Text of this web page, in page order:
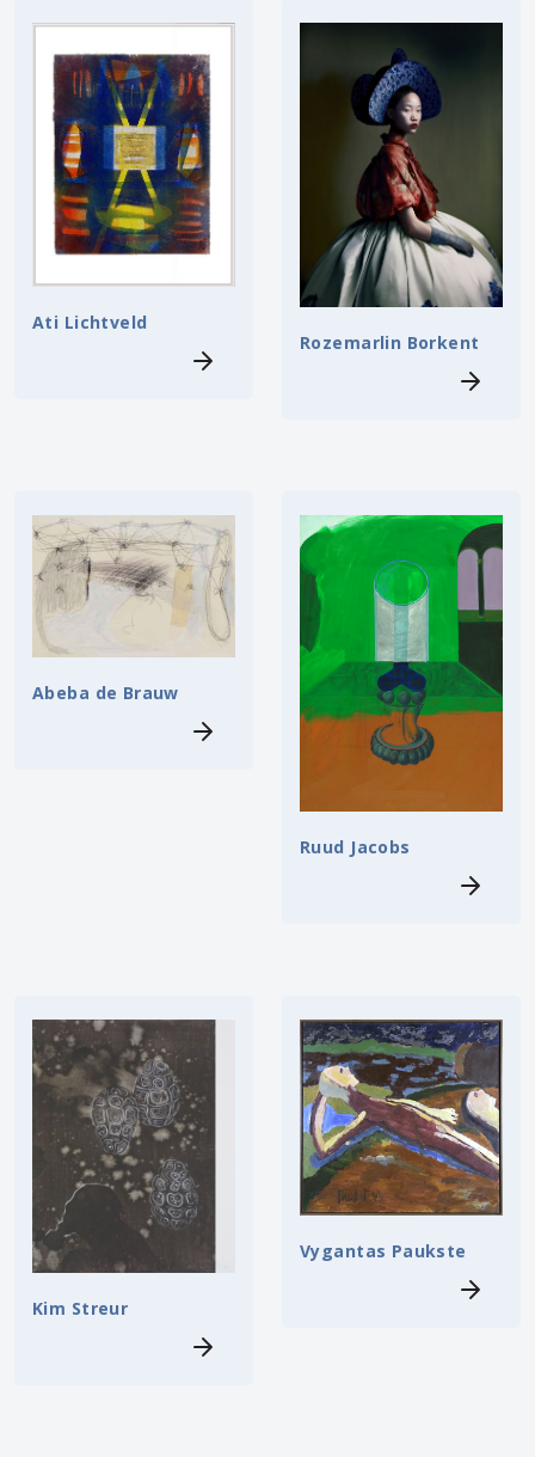
Ati Lichtveld
Rozemarlin Borkent
Abeba de Brauw
Ruud Jacobs
Kim Streur
Vygantas Paukste